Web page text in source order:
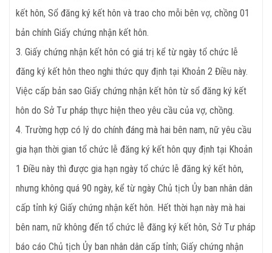
kết hôn, Sổ đăng ký kết hôn và trao cho mỗi bên vợ, chồng 01
bản chính Giấy chứng nhận kết hôn.
3. Giấy chứng nhận kết hôn có giá trị kể từ ngày tổ chức lễ
đăng ký kết hôn theo nghi thức quy định tại Khoản 2 Điều này.
Việc cấp bản sao Giấy chứng nhận kết hôn từ sổ đăng ký kết
hôn do Sở Tư pháp thực hiện theo yêu cầu của vợ, chồng.
4. Trường hợp có lý do chính đáng mà hai bên nam, nữ yêu cầu
gia hạn thời gian tổ chức lễ đăng ký kết hôn quy định tại Khoản
1 Điều này thì được gia hạn ngày tổ chức lễ đăng ký kết hôn,
nhưng không quá 90 ngày, kể từ ngày Chủ tịch Ủy ban nhân dân
cấp tỉnh ký Giấy chứng nhận kết hôn. Hết thời hạn này mà hai
bên nam, nữ không đến tổ chức lễ đăng ký kết hôn, Sở Tư pháp
báo cáo Chủ tịch Ủy ban nhân dân cấp tỉnh; Giấy chứng nhận